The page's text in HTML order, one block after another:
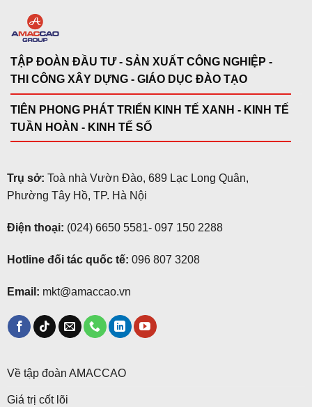
TẬP ĐOÀN ĐẦU TƯ - SẢN XUẤT CÔNG NGHIỆP -
THI CÔNG XÂY DỰNG - GIÁO DỤC ĐÀO TẠO
TIÊN PHONG PHÁT TRIỂN KINH TẾ XANH - KINH TẾ
TUẦN HOÀN - KINH TẾ SỐ
Trụ sở: Toà nhà Vườn Đào, 689 Lạc Long Quân,
Phường Tây Hồ, TP. Hà Nội
Điện thoại: (024) 6650 5581- 097 150 2288
Hotline đối tác quốc tế: 096 807 3208
Email: mkt@amaccao.vn
Về tập đoàn AMACCAO
Giá trị cốt lõi